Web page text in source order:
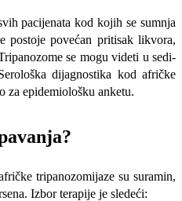
pacijenata kod kojih se sumnja
postoje povećan pritisak likvora,
se mogu videti u sedi­
dijagnos­tika kod afričke
za epidemiološku anketu.
tripanozomijaze su suramin,
Izbor terapije je sledeći: